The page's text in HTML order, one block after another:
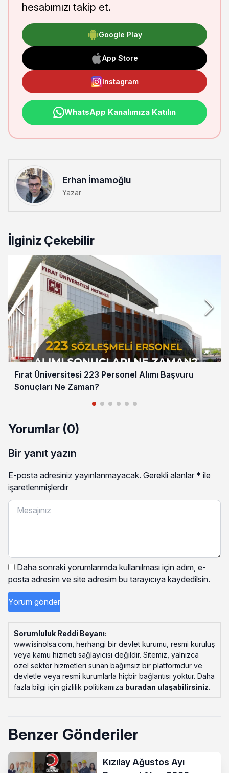
hesabımızı takip et.
Google Play
App Store
Instagram
WhatsApp Kanalımıza Katılın
Erhan İmamoğlu
Yazar
İlginiz Çekebilir
Fırat Üniversitesi 223 Personel Alımı Başvuru
Sonuçları Ne Zaman?
Yorumlar (0)
Bir yanıt yazın
E-posta adresiniz yayınlanmayacak. Gerekli alanlar * ile
işaretlenmişlerdir
Daha sonraki yorumlarımda kullanılması için adım, e-
posta adresim ve site adresim bu tarayıcıya kaydedilsin.
Sorumluluk Reddi Beyanı:
www.isinolsa.com, herhangi bir devlet kurumu, resmi kuruluş
veya kamu hizmeti sağlayıcısı değildir. Sitemiz, yalnızca
özel sektör hizmetleri sunan bağımsız bir platformdur ve
devletle veya resmi kurumlarla hiçbir bağlantısı yoktur. Daha
fazla bilgi için gizlilik politikamıza buradan ulaşabilirsiniz.
Benzer Gönderiler
Kızılay Ağustos Ayı